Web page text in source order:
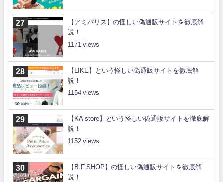
【アミパリス】の怪しい偽通販サイトを徹底解
説！
1171
【LIKE】という怪しい偽通販サイトを徹底解
説！
1154
【KA store】という怪しい偽通販サイトを徹底解
説！
1152
【B.F SHOP】の怪しい偽通販サイトを徹底解
説！